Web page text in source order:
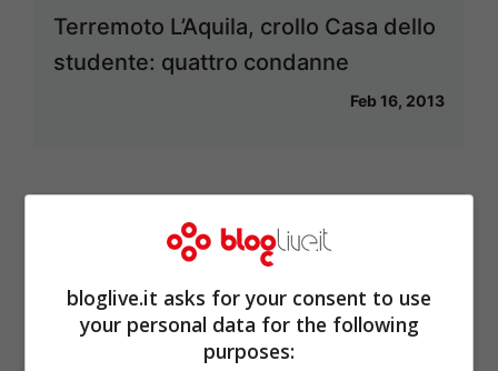
Terremoto L’Aquila, crollo Casa dello
studente: quattro condanne
Feb 16, 2013
Il Papa: “Ho rinunciato in piena
libertà, pregate per me”
Feb 13, 2013
bloglive.it asks for your consent to use
your personal data for the following
purposes: